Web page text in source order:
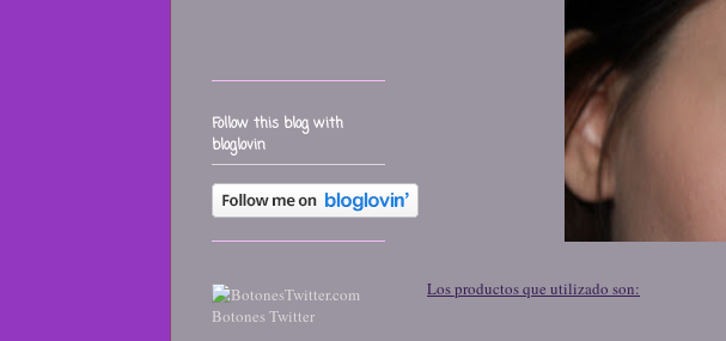
Los productos que utilizado son:
Follow this blog with
bloglovin
Botones Twitter